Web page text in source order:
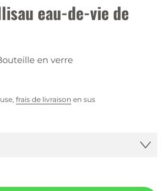
eau-de-vie de
en verre
frais de livraison en sus